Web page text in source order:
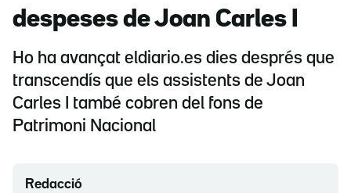
despeses de Joan Carles I
Ho ha avançat eldiario.es dies després que
transcendís que els assistents de Joan
Carles I també cobren del fons de
Patrimoni Nacional
Redacció